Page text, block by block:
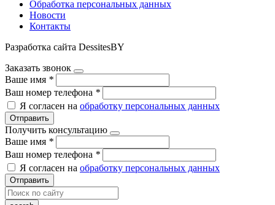
Обработка персональных данных
Новости
Контакты
Разработка сайта DessitesBY
Заказать звонок
Ваше имя *
Ваш номер телефона *
Я согласен на обработку персональных данных
Отправить
Получить консультацию
Ваше имя *
Ваш номер телефона *
Я согласен на обработку персональных данных
Отправить